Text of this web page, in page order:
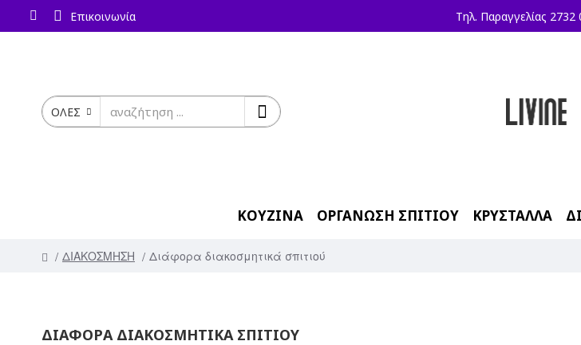
Επικοινωνία Τηλ. Παραγγελίας 2732
ΟΛΕΣ
ΚΟΥΖΙΝΑ ΟΡΓΑΝΩΣΗ ΣΠΙΤΙΟΥ ΚΡΥΣΤΑΛΛΑ
ΔΙΑΚΟΣΜΗΣΗ Διάφορα διακοσμητικά σπιτιού
ΔΙΆΦΟΡΑ ΔΙΑΚΟΣΜΗΤΙΚΆ ΣΠΙΤΙΟΎ